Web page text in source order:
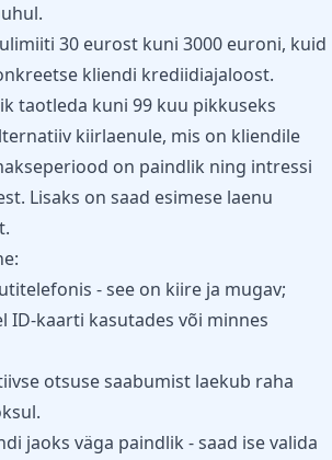
30 eurost kuni 3000 euroni, kuid
kliendi krediidiajaloost.
taotleda kuni 99 kuu pikkuseks
kiirlaenule, mis on kliendile
on paindlik ning intressi
Lisaks on saad esimese laenu
- see on kiire ja mugav;
ID-kaarti kasutades või minnes
otsuse saabumist laekub raha
jaoks väga paindlik - saad ise valida